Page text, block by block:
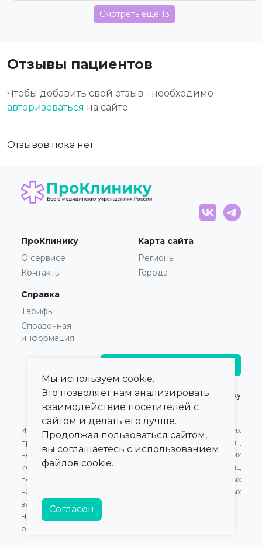
Смотреть еще 13
Отзывы пациентов
Чтобы добавить свой отзыв - необходимо
авторизоваться на сайте.
Отзывов пока нет
ПроКлинику
О сервисе
Контакты
Карта сайта
Регионы
Города
Справка
Тарифы
Справочная
информация
© 2021 — 2026,ПроКлинику
Информация,
представленная на сайте,
не может быть
использована для
постановки диагноза,
назначения лечения и не
заменяет прием врача.
Номер в Едином Реестре
российского ПО:
Оферта для Юридических
лиц
Оферта для Физических
лиц
Обработка персональных
данных
Мы используем cookie.
Это позволяет нам анализировать
взаимодействие посетителей с
сайтом и делать его лучше.
Продолжая пользоваться сайтом,
вы соглашаетесь с использованием
файлов cookie.
Согласен